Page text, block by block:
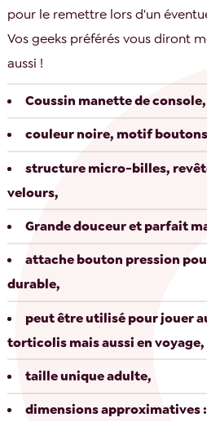
pour le remettre lors d'un
Vos geeks préférés vous diront
aussi !
Coussin manette de console,
couleur noire, motif
structure micro-billes,
velours,
Grande douceur et parfait
attache bouton pression
durable,
peut être utilisé pour jouer
torticolis mais aussi en voyage,
taille unique adulte,
dimensions approximatives :